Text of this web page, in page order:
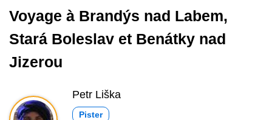
Voyage à Brandýs nad Labem,
Stará Boleslav et Benátky nad
Jizerou
Petr Liška
Pister